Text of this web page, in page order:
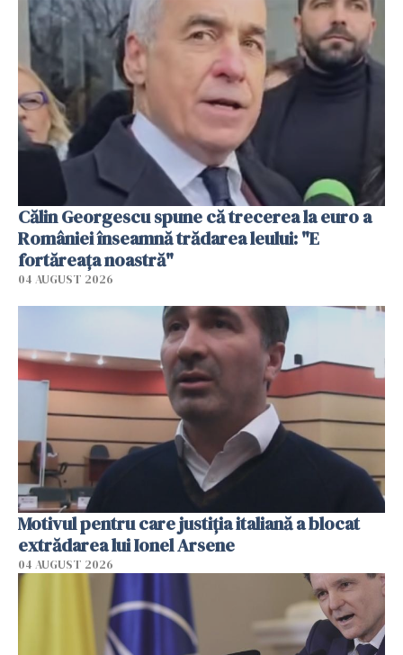
Călin Georgescu spune că trecerea la euro a
României înseamnă trădarea leului: "E
fortăreața noastră"
04 AUGUST 2026
Motivul pentru care justiția italiană a blocat
extrădarea lui Ionel Arsene
04 AUGUST 2026